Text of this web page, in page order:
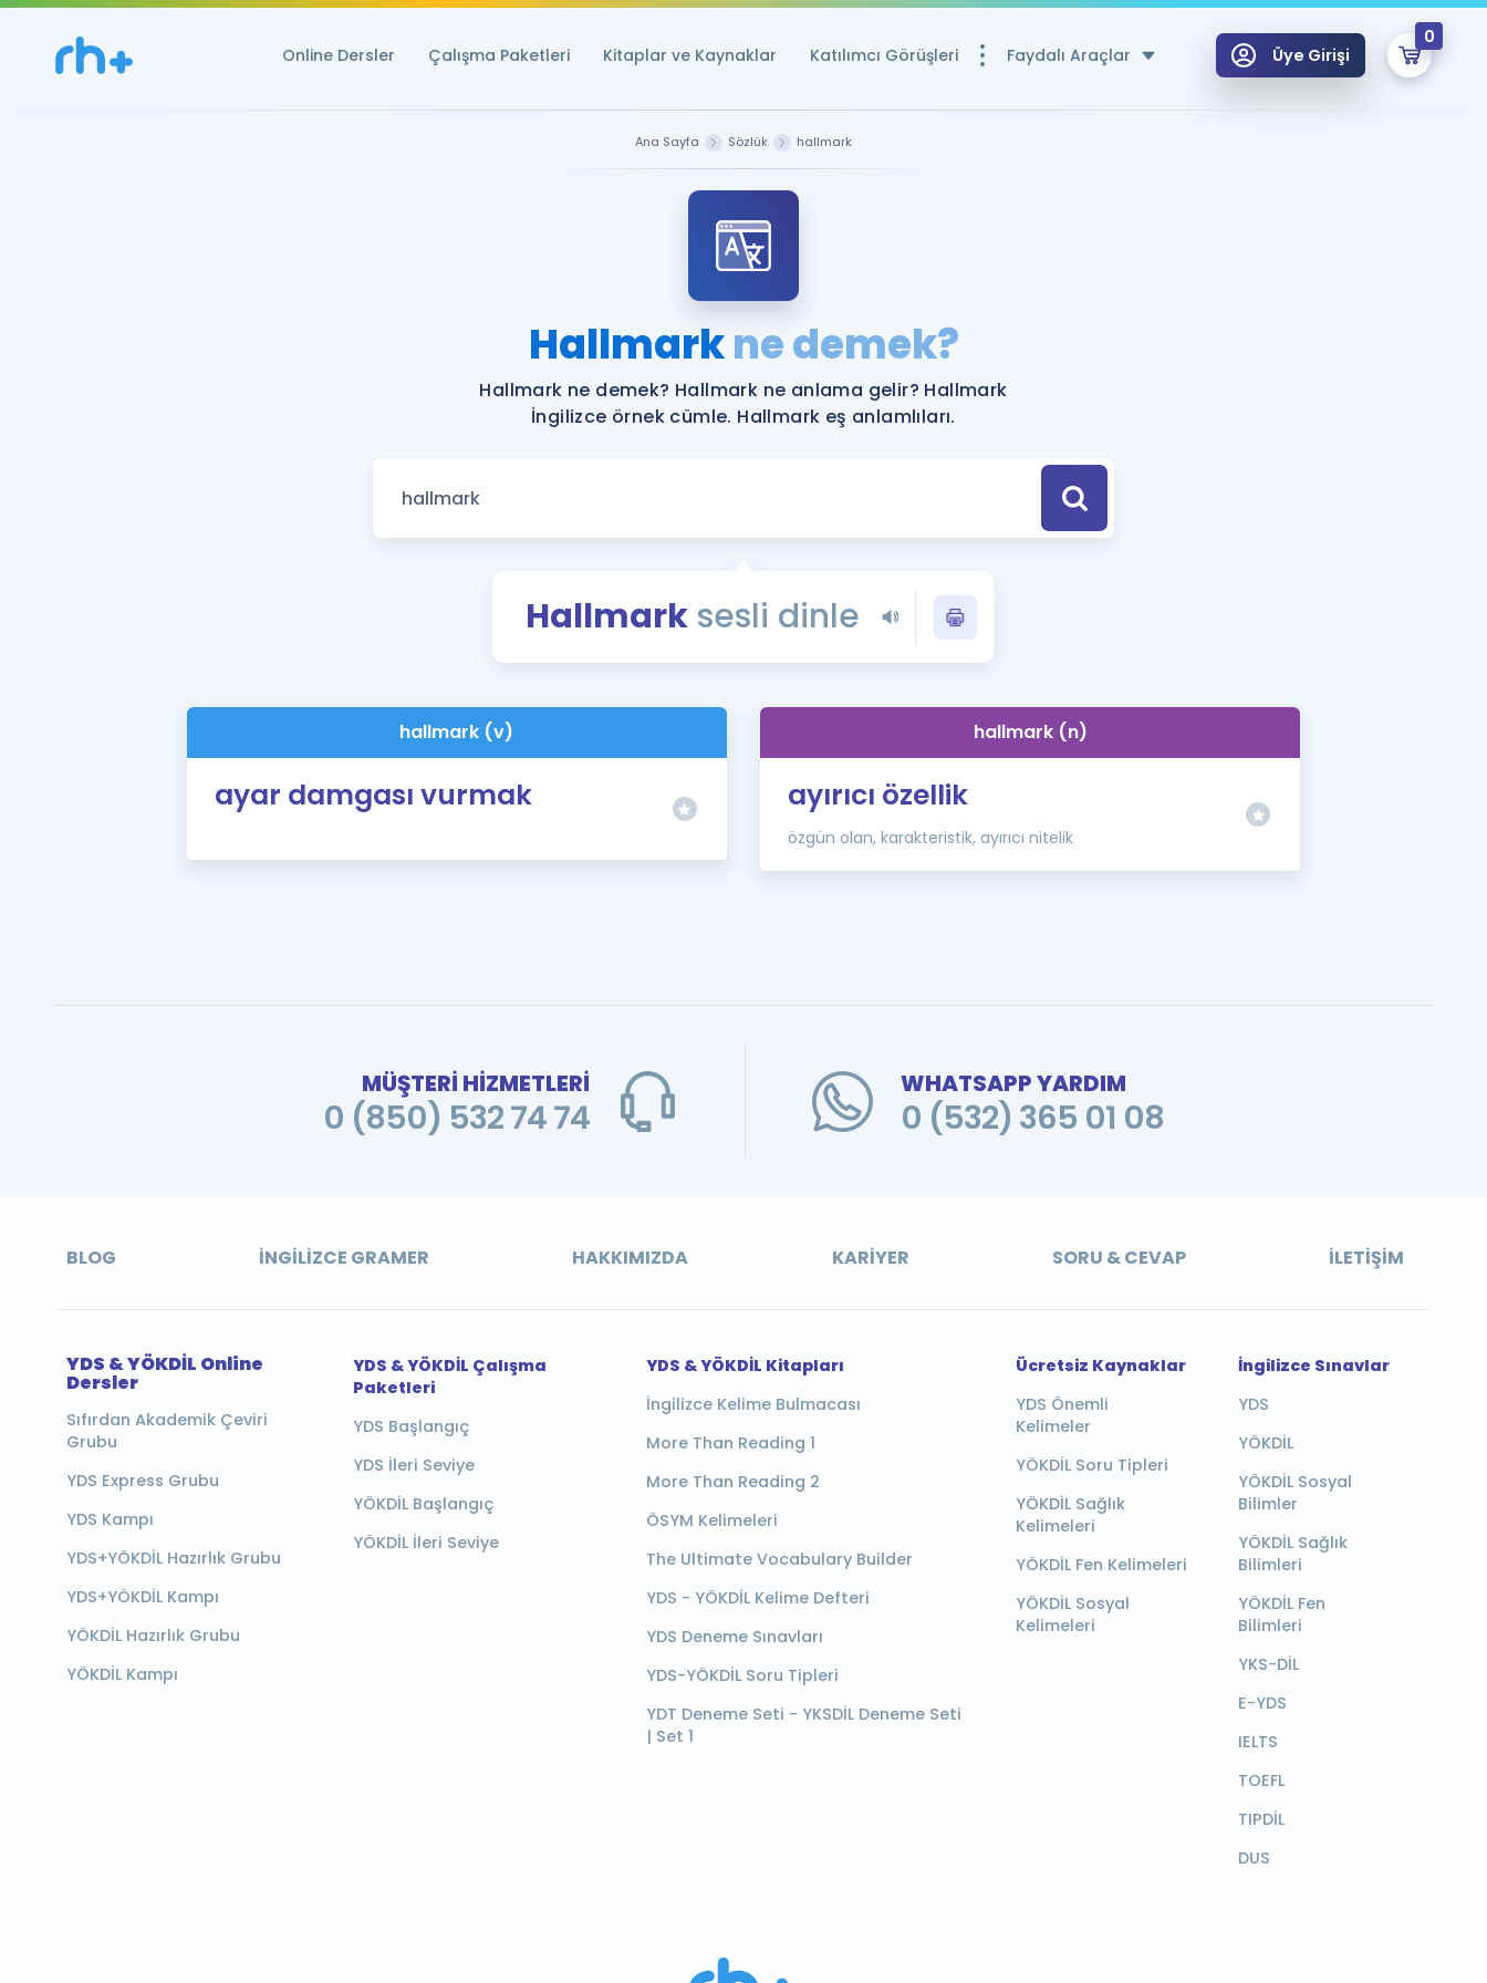
Online Dersler Çalışma Paketleri Kitaplar ve Kaynaklar Katılımcı Görüşleri Faydalı Araçlar
YDS ve YÖKDİL Puan Hesaplama Aracı
YDS ve YÖKDİL'e Hazırlananlar için Öneriler
Tüm ÖSYM Sınavları Tek Takvimde
YDS - YÖKDİL Tüm Sınavlarla İlgili Haberler
İngilizce Gramer
Üye Girişi
0
Remzi Hoca ile seni sınava hazırlayacak onlarca eğitim seni bekliyor!
Ana Sayfa Sözlük hallmark
Hallmarkne demek?
Hallmark ne demek? Hallmark ne anlama gelir? Hallmark
İngilizce örnek cümle. Hallmark eş anlamlıları.
Hallmark sesli dinle
hallmark (v)
ayar damgası vurmak
hallmark (n)
ayırıcı özellik
özgün olan, karakteristik, ayırıcı nitelik
MÜŞTERİ HİZMETLERİ
0 (850) 532 74 74
WHATSAPP YARDIM
0 (532) 365 01 08
BLOG İNGILIZCE GRAMER HAKKIMIZDA KARIYER SORU & CEVAP İLETIŞIM
YDS & YÖKDİL Online
Dersler
Sıfırdan Akademik Çeviri
Grubu
YDS Express Grubu
YDS Kampı
YDS+YÖKDİL Hazırlık Grubu
YDS+YÖKDİL Kampı
YÖKDİL Hazırlık Grubu
YÖKDİL Kampı
YDS & YÖKDİL Çalışma
Paketleri
YDS Başlangıç
YDS İleri Seviye
YÖKDİL Başlangıç
YÖKDİL İleri Seviye
YDS & YÖKDİL Kitapları
İngilizce Kelime Bulmacası
More Than Reading 1
More Than Reading 2
ÖSYM Kelimeleri
The Ultimate Vocabulary Builder
YDS - YÖKDİL Kelime Defteri
YDS Deneme Sınavları
YDS-YÖKDİL Soru Tipleri
YDT Deneme Seti - YKSDİL Deneme Seti
| Set 1
Ücretsiz Kaynaklar
YDS Önemli
Kelimeler
YÖKDİL Soru Tipleri
YÖKDİL Sağlık
Kelimeleri
YÖKDİL Fen Kelimeleri
YÖKDİL Sosyal
Kelimeleri
İngilizce Sınavlar
YDS
YÖKDİL
YÖKDİL Sosyal
Bilimler
YÖKDİL Sağlık
Bilimleri
YÖKDİL Fen
Bilimleri
YKS-DİL
E-YDS
IELTS
TOEFL
TIPDİL
DUS